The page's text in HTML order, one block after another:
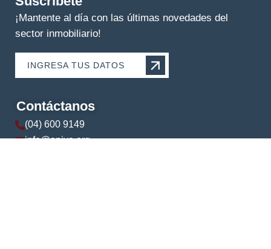
¡Mantente al día con las últimas novedades del
sector inmobiliario!
INGRESA TUS DATOS
Contáctanos
(04) 600 9149
info@apive.org